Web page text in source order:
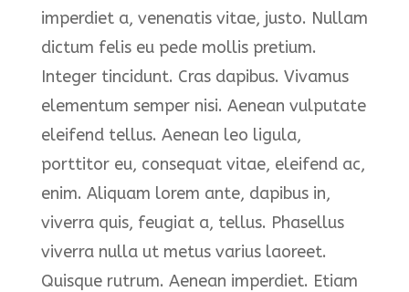
imperdiet a, venenatis vitae, justo. Nullam
dictum felis eu pede mollis pretium.
Integer tincidunt. Cras dapibus. Vivamus
elementum semper nisi. Aenean vulputate
eleifend tellus. Aenean leo ligula,
porttitor eu, consequat vitae, eleifend ac,
enim. Aliquam lorem ante, dapibus in,
viverra quis, feugiat a, tellus. Phasellus
viverra nulla ut metus varius laoreet.
Quisque rutrum. Aenean imperdiet. Etiam